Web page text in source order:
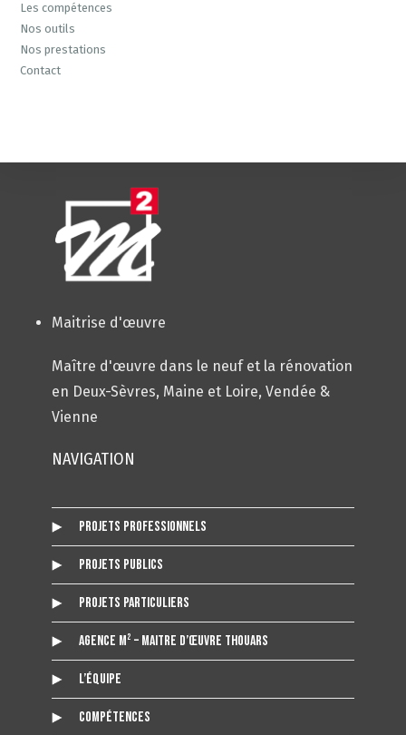
Les compétences
Nos outils
Nos prestations
Contact
Maitrise d'œuvre
Maître d'œuvre dans le neuf et la rénovation
en Deux-Sèvres, Maine et Loire, Vendée &
Vienne
NAVIGATION
Projets Professionnels
Projets Publics
Projets Particuliers
Agence m² – Maitre d’œuvre Thouars
L’Équipe
Compétences